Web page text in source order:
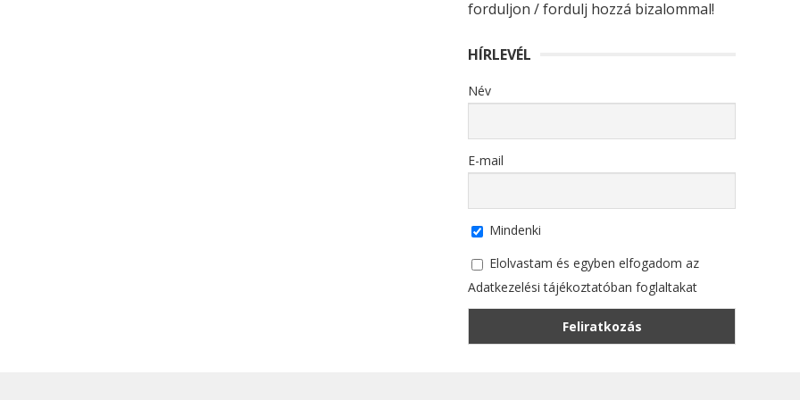
forduljon / fordulj hozzá bizalommal!
HÍRLEVÉL
Név
E-mail
Mindenki
Elolvastam és egyben elfogadom az
Adatkezelési tájékoztatóban foglaltakat